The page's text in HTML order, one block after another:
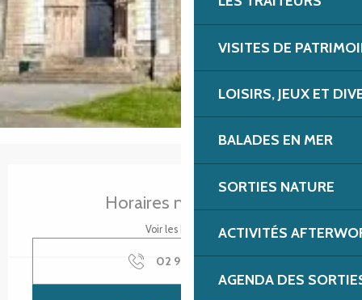
VISITES DE
LOISIRS, JEUX ET
BALADES EN MER
SORTIES NATURE
ACTIVITÉS
AGENDA DES
Horaires non définis
Voir les horaires
02 96 92 19